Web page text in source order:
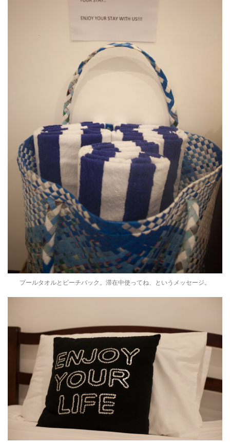
プールタオルとビーチバック。滞在中使ってね、というメッセージ。